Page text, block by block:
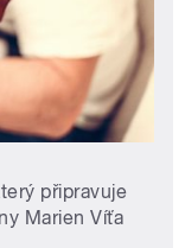
připravuje
Marien Víťa